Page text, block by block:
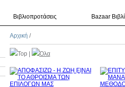
Βιβλιοπροτάσεις Bazaar
Αρχική /
Top Όλα
10%
έκπτωση